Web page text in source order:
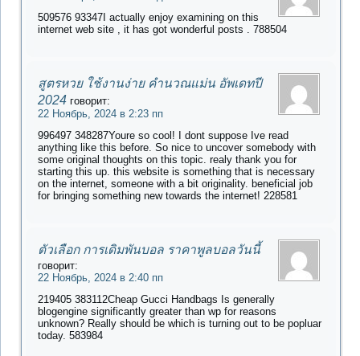
509576 93347I actually enjoy examining on this
internet web site , it has got wonderful posts . 788504
สูตรหวย ใช้งานง่าย คำนวณแม่น อัพเดทปี
2024 говорит:
22 Ноябрь, 2024 в 2:23 пп
996497 348287Youre so cool! I dont suppose Ive read
anything like this before. So nice to uncover somebody with
some original thoughts on this topic. realy thank you for
starting this up. this website is something that is necessary
on the internet, someone with a bit originality. beneficial job
for bringing something new towards the internet! 228581
ตัวเลือก การเดิมพันบอล ราคาพูลบอลวันนี้
говорит:
22 Ноябрь, 2024 в 2:40 пп
219405 383112Cheap Gucci Handbags Is generally
blogengine significantly greater than wp for reasons
unknown? Really should be which is turning out to be popluar
today. 583984